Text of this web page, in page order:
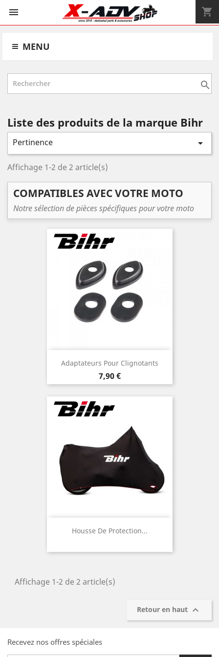
 shopping_cart
MENU

Liste des produits de la marque Bihr
Pertinence 
Affichage 1-2 de 2 article(s)
COMPATIBLES AVEC VOTRE MOTO
Notre sélection de pièces spécifiques pour votre moto
Adaptateurs Pour Clignotants
Prix
7,90 €
Housse De Protection...
Affichage 1-2 de 2 article(s)
Retour en haut 
Recevez nos offres spéciales